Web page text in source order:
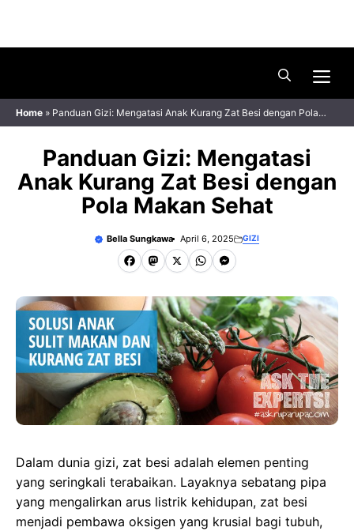
content
Home » Panduan Gizi: Mengatasi Anak Kurang Zat Besi dengan Pola
Panduan Gizi: Mengatasi
Anak Kurang Zat Besi dengan
Pola Makan Sehat
Bella Sungkawa April 6, 2025 GIZI
F
a
c
e
b
o
o
M
a
s
t
o
d
o
X W
h
a
t
s
A
p
M
e
s
s
e
n
g
r
Dalam dunia gizi, zat besi adalah elemen penting
yang seringkali terabaikan. Layaknya sebatang pipa
yang mengalirkan arus listrik kehidupan, zat besi
menjadi pembawa oksigen yang krusial bagi tubuh,